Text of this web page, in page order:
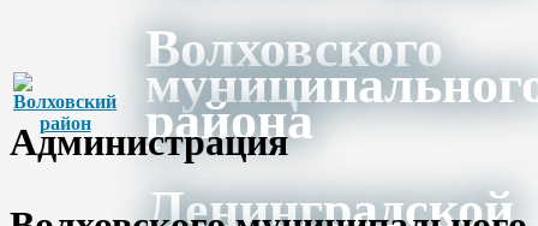
Волховского
района
Ленинградской
Администрация